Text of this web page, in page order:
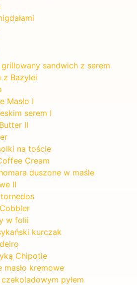
sandwich z serem
z Bazylei
Masło I
serem I
II
na toście
Cream
duszone w maśle
II
w folii
kurczak
Chipotle
masło kremowe
pyłem